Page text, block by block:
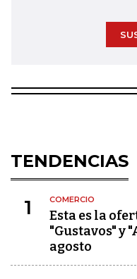
TENDENCIAS
1 COMERCIO
Esta es la
"Gustavos" y
agosto